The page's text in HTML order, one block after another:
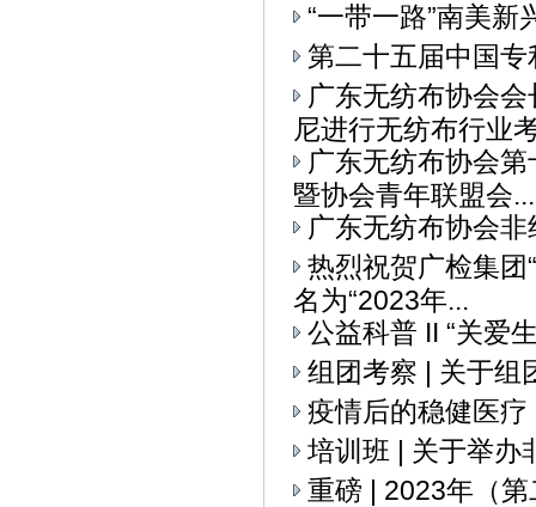
“一带一路”南美
第二十五届中国
广东无纺布协会
尼进行无纺布行业
广东无纺布协会
暨协会青年联盟会...
广东无纺布协会
热烈祝贺广检集团
名为“2023年...
公益科普 II “关爱
组团考察 | 关于组
疫情后的稳健医
培训班 | 关于举办
重磅 | 2023年（